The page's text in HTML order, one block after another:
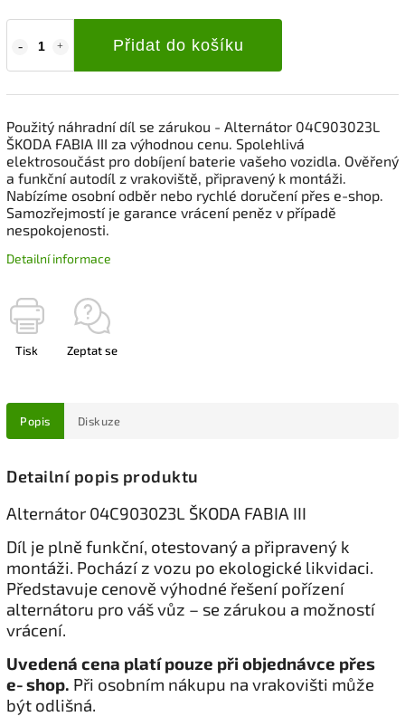
Přidat do košíku
Použitý náhradní díl se zárukou - Alternátor 04C903023L
ŠKODA FABIA III za výhodnou cenu. Spolehlivá
elektrosoučást pro dobíjení baterie vašeho vozidla. Ověřený
a funkční autodíl z vrakoviště, připravený k montáži.
Nabízíme osobní odběr nebo rychlé doručení přes e-shop.
Samozřejmostí je garance vrácení peněz v případě
nespokojenosti.
Detailní informace
Tisk Zeptat se
Popis Diskuze
Detailní popis produktu
Alternátor 04C903023L ŠKODA FABIA III
Díl je plně funkční, otestovaný a připravený k
montáži. Pochází z vozu po ekologické likvidaci.
Představuje cenově výhodné řešení pořízení
alternátoru pro váš vůz – se zárukou a možností
vrácení.
Uvedená cena platí pouze při objednávce přes
e‑shop. Při osobním nákupu na vrakovišti může
být odlišná.